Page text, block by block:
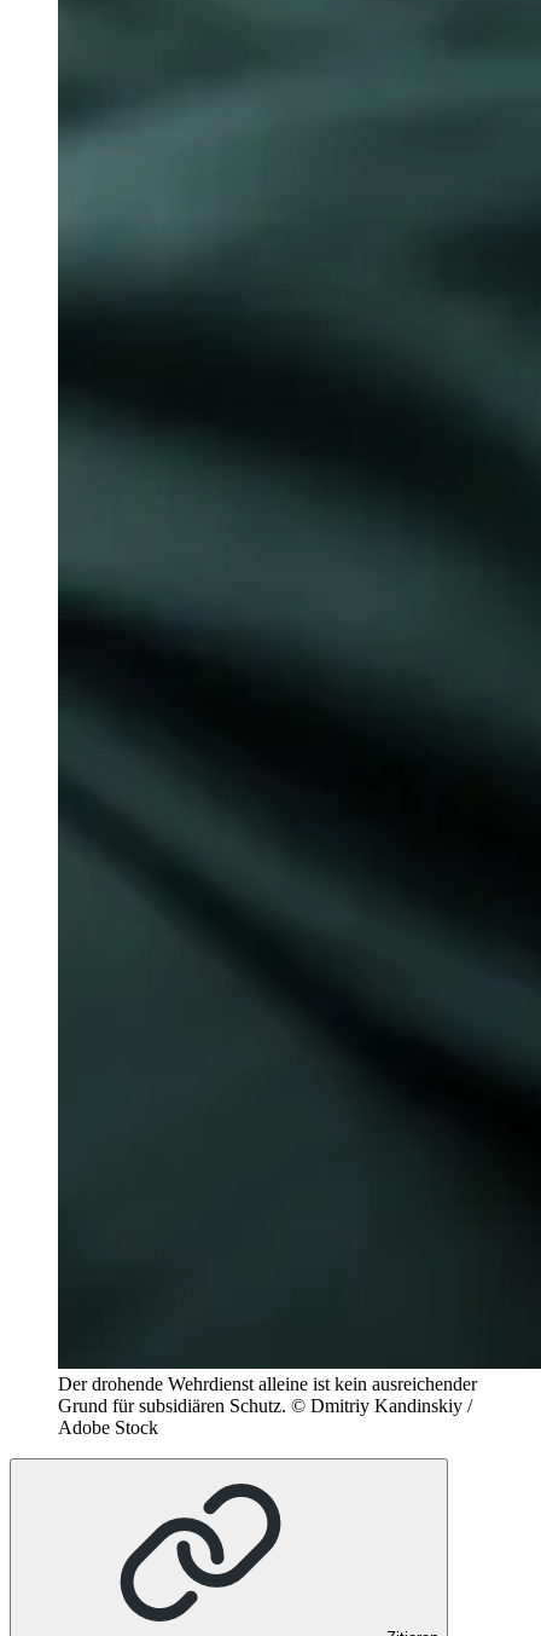
Der drohende Wehrdienst alleine ist kein ausreichender
Grund für subsidiären Schutz. © Dmitriy Kandinskiy /
Adobe Stock